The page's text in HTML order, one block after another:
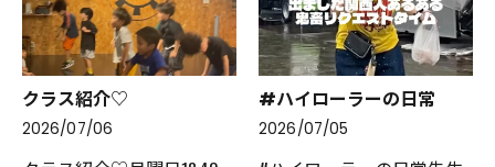
済のご案内下記より…
🌟レッスンでは、…
クラス紹介♡
2026/07/06
#ハイローラーの日常
2026/07/05